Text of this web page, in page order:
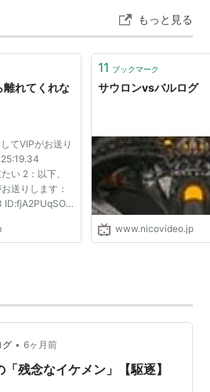
強き悪鬼」の意味。
もっと見る
離れてくれな
てVIPがお送り
い 2：以下、
送りします：
ID:fjA2PUqSO ﾋ
わりまして
14(火)
11 ブックマーク
サウロンvsバルログ
www.nicovideo.jp
グ • 6ヶ月前
「残念なイケメン」【駆逐】